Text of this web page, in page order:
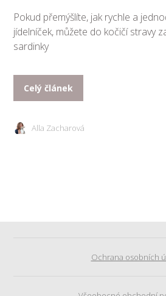
Pokud přemýšlíte, jak rychle a
jídelníček, můžete do kočičí stravy
sardinky
Celý článek
Alla Zacharová
Ochrana osobních